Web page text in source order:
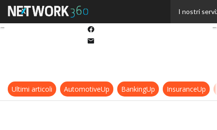
I nostri
Ultimi articoli AutomotiveUp BankingUp InsuranceUp